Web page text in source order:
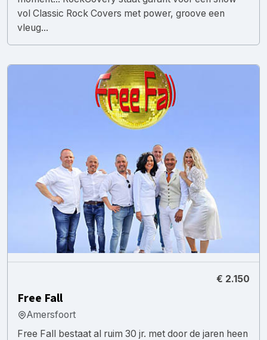
vol Classic Rock Covers met power, groove een
vleug...
€ 2.150
Free Fall
Amersfoort
Free Fall bestaat al ruim 30 jr. met door de jaren heen